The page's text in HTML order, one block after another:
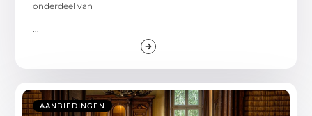
onderdeel van
AANBIEDINGEN